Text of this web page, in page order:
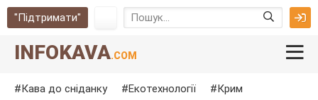
"Підтримати"
INFOKAVA.COM
Кава до сніданку Екотехнології
Крим